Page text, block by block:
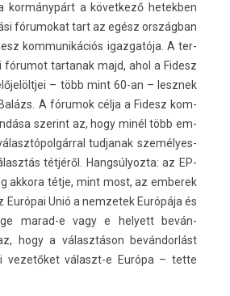
kormánypárt a követ­kező hetekb­en
fórumokat tart az egész országban
kom­munikációs igaz­gatója. A ter­
tar­tanak majd, ahol a Fidesz
– több mint 60-an – lesznek
A fórumok célja a Fidesz kom­
szerint az, hogy minél több em­
tud­janak személyes­
tétjéről. Han­gsúlyoz­ta: az EP-
ak­kora tétje, mint most, az em­berek
Európai Unió a nem­zetek Európája és
marad-e vagy e helyett be­ván­
hogy a választáson bevándorlást
vezetőket választ-e Európa – tette